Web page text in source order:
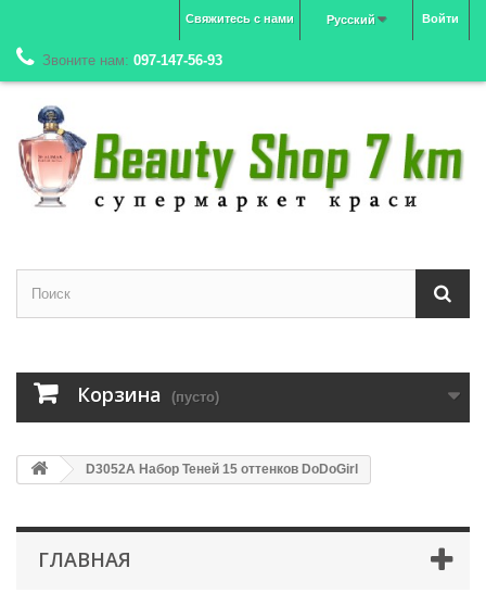
Войти
Русский
Свяжитесь с нами
Звоните нам: 097-147-56-93
Корзина (пусто)
D3052A Набор Теней 15 оттенков DoDoGirl
ГЛАВНАЯ